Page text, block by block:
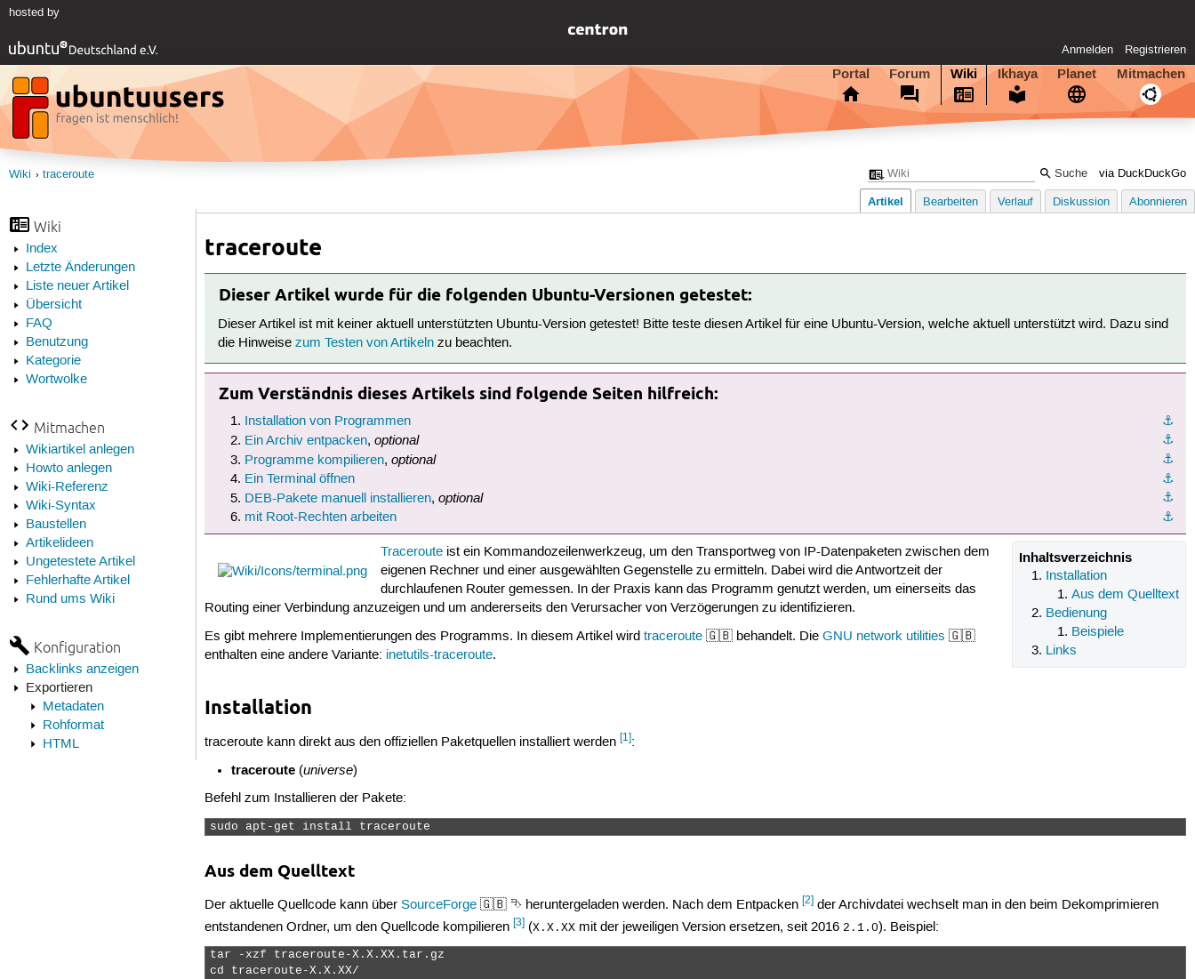
hosted by
Anmelden Registrieren
Portal Forum Wiki Ikhaya Planet Mitmachen
via DuckDuckGo
Wiki traceroute
Wiki
Index
Letzte Änderungen
Liste neuer Artikel
Übersicht
FAQ
Benutzung
Kategorie
Wortwolke
Mitmachen
Wikiartikel anlegen
Howto anlegen
Wiki-Referenz
Wiki-Syntax
Baustellen
Artikelideen
Ungetestete Artikel
Fehlerhafte Artikel
Rund ums Wiki
Konfiguration
Backlinks anzeigen
Exportieren
Metadaten
Rohformat
HTML
Artikel Bearbeiten Verlauf Diskussion Abonnieren
traceroute
Dieser Artikel wurde für die folgenden Ubuntu-Versionen getestet:
Dieser Artikel ist mit keiner aktuell unterstützten Ubuntu-Version getestet! Bitte teste diesen Artikel für eine Ubuntu-Version, welche aktuell unterstützt wird. Dazu sind
die Hinweisezum Testen von Artikeln zu beachten.
Zum Verständnis dieses Artikels sind folgende Seiten hilfreich:
⚓︎
Installation von Programmen
⚓︎
Ein Archiv entpacken, optional
⚓︎
Programme kompilieren, optional
⚓︎
Ein Terminal öffnen
⚓︎
DEB-Pakete manuell installieren, optional
⚓︎
mit Root-Rechten arbeiten
Inhaltsverzeichnis
Installation
Aus dem Quelltext
Bedienung
Beispiele
Links
Tracerouteist ein Kommandozeilenwerkzeug, um den Transportweg von IP-Datenpaketen zwischen dem
eigenen Rechner und einer ausgewählten Gegenstelle zu ermitteln. Dabei wird die Antwortzeit der
durchlaufenen Router gemessen. In der Praxis kann das Programm genutzt werden, um einerseits das
Routing einer Verbindung anzuzeigen und um andererseits den Verursacher von Verzögerungen zu identifizieren.
Es gibt mehrere Implementierungen des Programms. In diesem Artikel wirdtraceroute 🇬🇧 behandelt. DieGNU network utilities 🇬🇧
enthalten eine andere Variante: inetutils-traceroute.
Installation
traceroute kann direkt aus den offiziellen Paketquellen installiert werden[1]:
traceroute(universe)
Befehl zum Installieren der Pakete:
sudo apt-get install traceroute
Aus dem Quelltext
Der aktuelle Quellcode kann überSourceForge 🇬🇧 ⮷ heruntergeladen werden. Nach dem Entpacken[2] der Archivdatei wechselt man in den beim Dekomprimieren
entstandenen Ordner, um den Quellcode kompilieren[3] (X.X.XX mit der jeweiligen Version ersetzen, seit 2016 2.1.0). Beispiel:
tar -xzf traceroute-X.X.XX.tar.gz
cd traceroute-X.X.XX/